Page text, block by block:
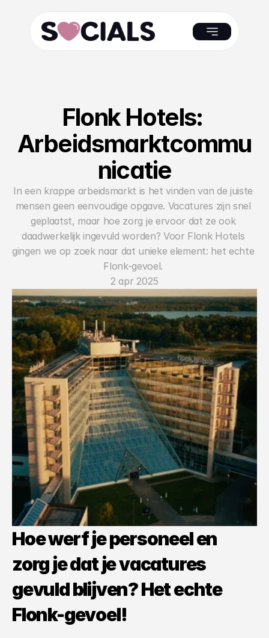
Flonk Hotels:
Arbeidsmarktcommu
nicatie
In een krappe arbeidsmarkt is het vinden van de juiste
mensen geen eenvoudige opgave. Vacatures zijn snel
geplaatst, maar hoe zorg je ervoor dat ze ook
daadwerkelijk ingevuld worden? Voor Flonk Hotels
gingen we op zoek naar dat unieke element: het echte
Flonk-gevoel.
2 apr 2025
Hoe werf je personeel en
zorg je dat je vacatures
gevuld blijven? Het echte
Flonk-gevoel!